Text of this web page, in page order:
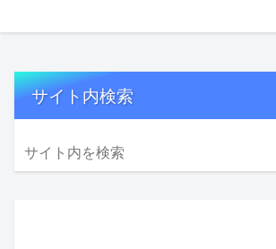
サイト内検索